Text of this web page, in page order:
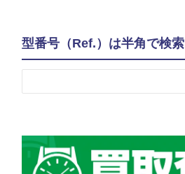
型番号（Ref.）は半角で検索